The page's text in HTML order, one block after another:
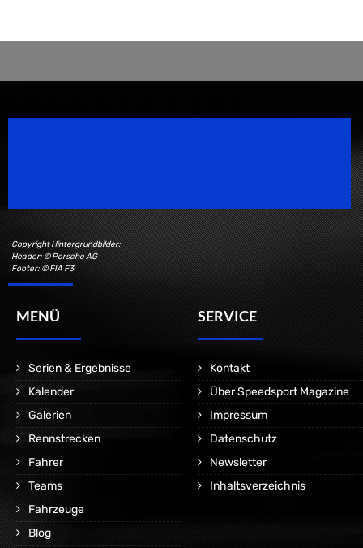
Copyright Hintergrundbilder:
Header: © Porsche AG
Footer: © FIA F3
MENÜ
Serien & Ergebnisse
Kalender
Galerien
Rennstrecken
Fahrer
Teams
Fahrzeuge
Blog
SERVICE
Kontakt
Über Speedsport Magazine
Impressum
Datenschutz
Newsletter
Inhaltsverzeichnis